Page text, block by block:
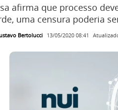
afirma que processo
uma censura poderia
Bertolucci 13/05/2020 08:41